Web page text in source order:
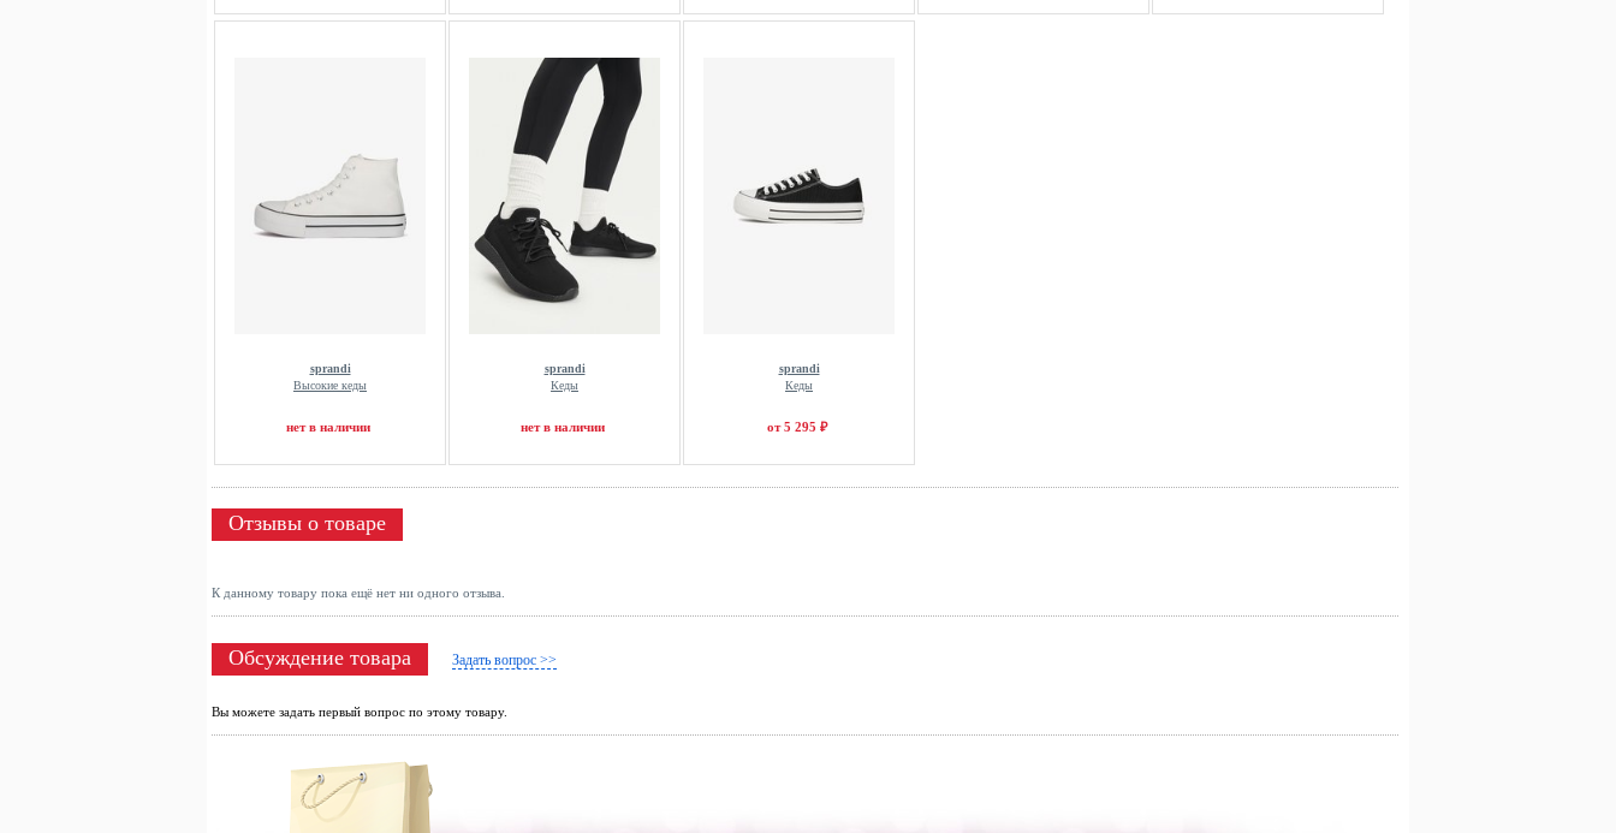
sprandi
Высокие кеды
нет в наличии
sprandi
Кеды
нет в наличии
sprandi
Кеды
от 5 295 ₽
Отзывы о товаре
К данному товару пока ещё нет ни одного отзыва.
Обсуждение товара Задать вопрос >>
Вы можете задать первый вопрос по этому товару.